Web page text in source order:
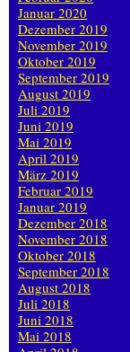
Januar 2020
Dezember 2019
November 2019
Oktober 2019
September 2019
August 2019
Juli 2019
Juni 2019
Mai 2019
April 2019
März 2019
Februar 2019
Januar 2019
Dezember 2018
November 2018
Oktober 2018
September 2018
August 2018
Juli 2018
Juni 2018
Mai 2018